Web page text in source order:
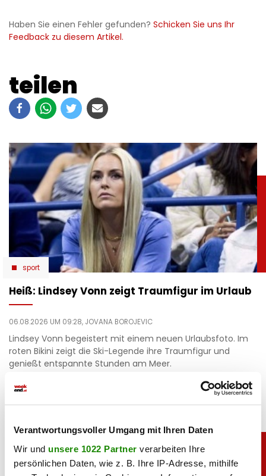
Verantwortungsvoller Umgang mit Ihren Daten
Wir und unsere 1022 Partner verarbeiten Ihre
persönlichen Daten, wie z. B. Ihre IP-Adresse, mithilfe
Haben Sie einen Fehler gefunden? Schicken Sie uns Ihr
Feedback zu diesem Artikel.
teilen
sport
Heiß: Lindsey Vonn zeigt Traumfigur im Urlaub
06.08.2026 UM 09:28, JOVANA BOROJEVIC
Lindsey Vonn begeistert mit einem neuen Urlaubsfoto. Im
roten Bikini zeigt die Ski-Legende ihre Traumfigur und
genießt entspannte Stunden am Meer.